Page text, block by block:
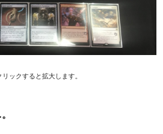
ックすると拡大します。